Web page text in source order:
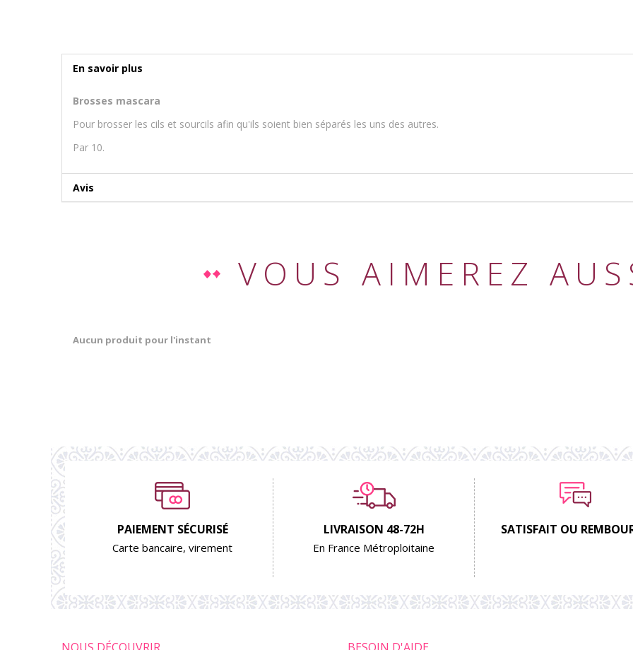
En savoir plus
Brosses mascara
Pour brosser les cils et sourcils afin qu'ils soient bien séparés les uns des autres.
Par 10.
Avis
VOUS AIMEREZ
Aucun produit pour l'instant
PAIEMENT SÉCURISÉ
Carte bancaire, virement
LIVRAISON 48-72H
En France Métroploitaine
SATISFAIT OU